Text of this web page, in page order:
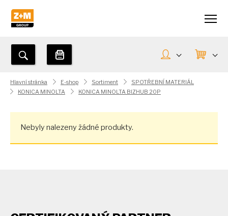
Hlavní stránka E-shop Sortiment
SPOTŘEBNÍ MATERIÁL
KONICA MINOLTA
KONICA MINOLTA BIZHUB 20P
Nebyly nalezeny žádné produkty.